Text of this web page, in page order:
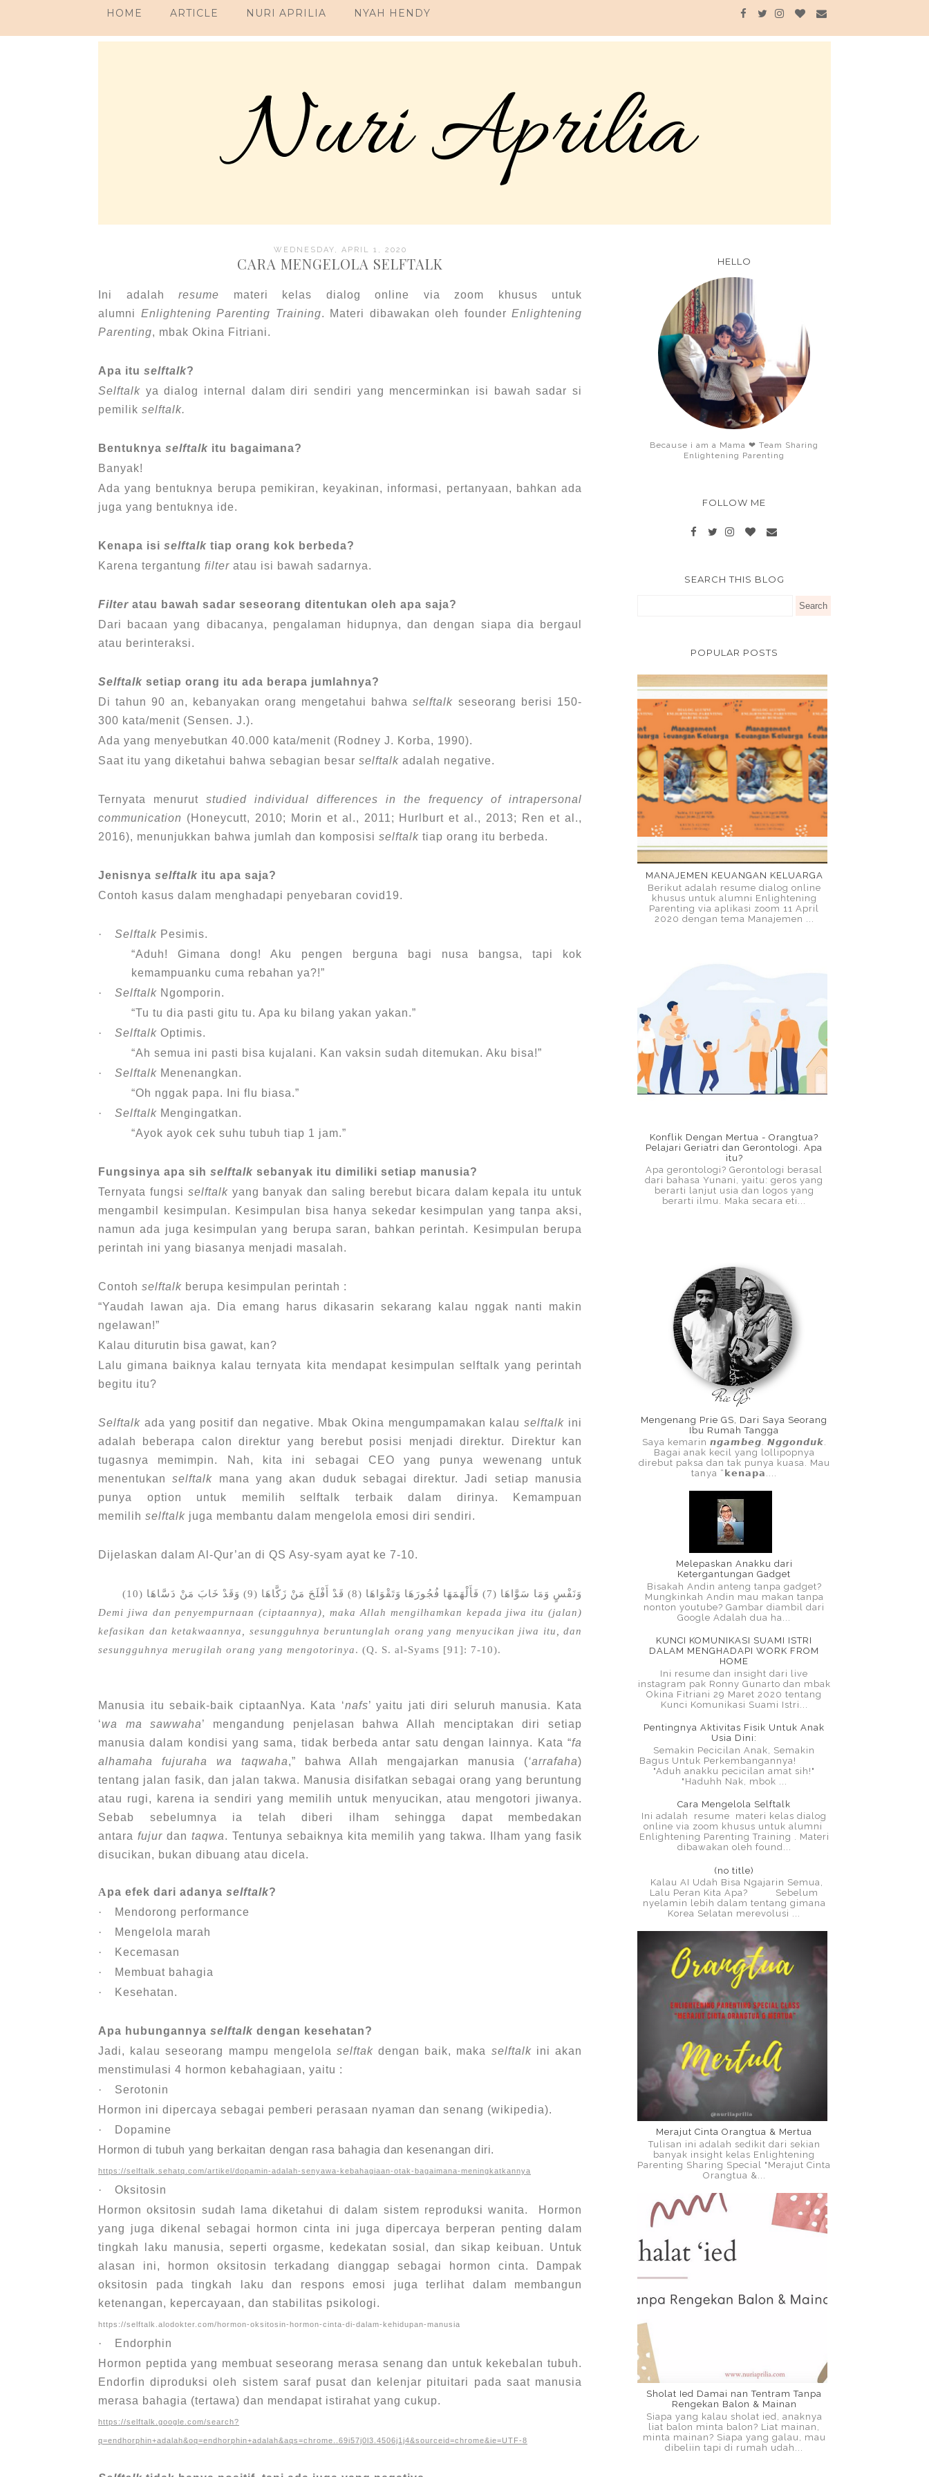
HOME ARTICLE NURI APRILIA NYAH HENDY
WEDNESDAY, APRIL 1, 2020
CARA MENGELOLA SELFTALK
Ini adalah resume materi kelas dialog online via zoom khusus untuk
alumni Enlightening Parenting Training. Materi dibawakan oleh founder Enlightening
Parenting, mbak Okina Fitriani.
Apa itu selftalk?
Selftalk ya dialog internal dalam diri sendiri yang mencerminkan isi bawah sadar si
pemilik selftalk.
Bentuknya selftalk itu bagaimana?
Banyak!
Ada yang bentuknya berupa pemikiran, keyakinan, informasi, pertanyaan, bahkan ada
juga yang bentuknya ide.
Kenapa isi selftalk tiap orang kok berbeda?
Karena tergantung filter atau isi bawah sadarnya.
Filter atau bawah sadar seseorang ditentukan oleh apa saja?
Dari bacaan yang dibacanya, pengalaman hidupnya, dan dengan siapa dia bergaul
atau berinteraksi.
Selftalk setiap orang itu ada berapa jumlahnya?
Di tahun 90 an, kebanyakan orang mengetahui bahwaselftalk seseorang berisi 150-
300 kata/menit (Sensen. J.).
Ada yang menyebutkan 40.000 kata/menit (Rodney J. Korba, 1990).
Saat itu yang diketahui bahwa sebagian besar selftalk adalah negative.
Ternyata menurut studied individual differences in the frequency of intrapersonal
communication (Honeycutt, 2010; Morin et al., 2011; Hurlburt et al., 2013; Ren et al.,
2016), menunjukkan bahwa jumlah dan komposisi selftalk tiap orang itu berbeda.
Jenisnya selftalk itu apa saja?
Contoh kasus dalam menghadapi penyebaran covid19.
· Selftalk Pesimis.
“Aduh! Gimana dong! Aku pengen berguna bagi nusa bangsa, tapi kok
kemampuanku cuma rebahan ya?!”
·
Selftalk Ngomporin.
“Tu tu dia pasti gitu tu. Apa ku bilang yakan yakan.”
·
Selftalk Optimis.
“Ah semua ini pasti bisa kujalani. Kan vaksin sudah ditemukan. Aku bisa!”
·
Selftalk Menenangkan.
“Oh nggak papa. Ini flu biasa.”
·
Selftalk Mengingatkan.
“Ayok ayok cek suhu tubuh tiap 1 jam.”
Fungsinya apa sih selftalk sebanyak itu dimiliki setiap manusia?
Ternyata fungsi selftalkyang banyak dan saling berebut bicara dalam kepala itu untuk
mengambil kesimpulan. Kesimpulan bisa hanya sekedar kesimpulan yang tanpa aksi,
namun ada juga kesimpulan yang berupa saran, bahkan perintah.
Kesimpulan berupa
perintah ini yang biasanya menjadi masalah.
Contoh selftalk berupa kesimpulan perintah :
“Yaudah lawan aja. Dia emang harus dikasarin sekarang kalau nggak nanti makin
ngelawan!”
Kalau diturutin bisa gawat, kan?
Lalu gimana baiknya kalau ternyata kita mendapat kesimpulan selftalk yang perintah
begitu itu?
Selftalk ada yang positif dan negative. Mbak Okina mengumpamakan kalauselftalk ini
adalah beberapa calon direktur yang berebut posisi menjadi direktur.
Direktur kan
tugasnya memimpin. Nah, kita ini sebagai CEO yang punya wewenang untuk
menentukanselftalk mana yang akan duduk sebagai direktur.
Jadi setiap manusia
punya option untuk memilih selftalk terbaik dalam dirinya. Kemampuan
memilih selftalk juga membantu dalam mengelola emosi diri sendiri.
Dijelaskan dalam Al-Qur’an di QS Asy-syam ayat ke 7-10.
وَنَفْسٍ وَمَا سَوَّاهَا (7) فَأَلْهَمَهَا فُجُورَهَا وَتَقْوَاهَا (8) قَدْ أَفْلَحَ مَنْ زَكَّاهَا (9) وَقَدْ خَابَ مَنْ دَسَّاهَا (10)
Demi jiwa dan penyempurnaan (ciptaannya), maka Allah mengilhamkan kepada jiwa itu (jalan)
kefasikan dan ketakwaannya, sesungguhnya beruntunglah orang yang menyucikan jiwa itu, dan
sesungguhnya merugilah orang yang mengotorinya. (Q. S. al-Syams [91]: 7-10).
Manusia itu sebaik-baik ciptaanNya. Kata ‘nafs’ yaitu jati diri seluruh manusia. Kata
‘wa ma sawwaha’ mengandung penjelasan bahwa Allah menciptakan diri setiap
manusia dalam kondisi yang sama, tidak berbeda antar satu dengan lainnya. Kata “fa
alhamaha fujuraha wa taqwaha,” bahwa Allah mengajarkan manusia (‘arrafaha)
tentang jalan fasik, dan jalan takwa. Manusia disifatkan sebagai orang yang beruntung
atau rugi, karena ia sendiri yang memilih untuk menyucikan, atau mengotori jiwanya.
Sebab sebelumnya ia telah diberi ilham sehingga dapat membedakan
antara fujurdan taqwa. Tentunya sebaiknya kita memilih yang takwa. Ilham yang fasik
disucikan, bukan dibuang atau dicela.
Apa efek dari adanya selftalk?
·
Mendorong performance
·
Mengelola marah
·
Kecemasan
·
Membuat bahagia
·
Kesehatan.
Apa hubungannya selftalk dengan kesehatan?
Jadi, kalau seseorang mampu mengelola selftakdengan baik, maka selftalk ini akan
menstimulasi 4 hormon kebahagiaan, yaitu :
·
Serotonin
Hormon ini dipercaya sebagai pemberi perasaan nyaman dan senang (wikipedia).
·
Dopamine
Hormon di tubuh yang berkaitan dengan rasa bahagia dan kesenangan diri.
https://selftalk.sehatq.com/artikel/dopamin-adalah-senyawa-kebahagiaan-otak-bagaimana-meningkatkannya
·
Oksitosin
Hormon oksitosin sudah lama diketahui di dalam sistem reproduksi wanita. Hormon
yang juga dikenal sebagai hormon cinta ini juga dipercaya berperan penting dalam
tingkah laku manusia, seperti orgasme, kedekatan sosial, dan sikap keibuan. Untuk
alasan ini, hormon oksitosin terkadang dianggap sebagai hormon cinta. Dampak
oksitosin pada tingkah laku dan respons emosi juga terlihat dalam membangun
ketenangan, kepercayaan, dan stabilitas psikologi.
https://selftalk.alodokter.com/hormon-oksitosin-hormon-cinta-di-dalam-kehidupan-manusia
·
Endorphin
Hormon peptida yang membuat seseorang merasa senang dan untuk kekebalan tubuh.
Endorfin diproduksi oleh sistem saraf pusat dan kelenjar pituitari pada saat manusia
merasa bahagia (tertawa) dan mendapat istirahat yang cukup.
https://selftalk.google.com/search?
q=endhorphin+adalah&oq=endhorphin+adalah&aqs=chrome..69i57j0l3.4506j1j4&sourceid=chrome&ie=UTF-8
HELLO
Because i am a Mama ❤ Team Sharing
Enlightening Parenting
FOLLOW ME
SEARCH THIS BLOG
POPULAR POSTS
MANAJEMEN KEUANGAN KELUARGA
Berikut adalah resume dialog online
khusus untuk alumni Enlightening
Parenting via aplikasi zoom 11 April
2020 dengan tema Manajemen ...
Konflik Dengan Mertua - Orangtua?
Pelajari Geriatri dan Gerontologi. Apa
itu?
Apa gerontologi? Gerontologi berasal
dari bahasa Yunani, yaitu: geros yang
berarti lanjut usia dan logos yang
berarti ilmu. Maka secara eti...
Mengenang Prie GS, Dari Saya Seorang
Ibu Rumah Tangga
Saya kemarin 𝙣𝙜𝙖𝙢𝙗𝙚𝙜. 𝙉𝙜𝙜𝙤𝙣𝙙𝙪𝙠.
Bagai anak kecil yang lollipopnya
direbut paksa dan tak punya kuasa. Mau
tanya “𝗸𝗲𝗻𝗮𝗽𝗮....
Melepaskan Anakku dari
Ketergantungan Gadget
Bisakah Andin anteng tanpa gadget?
Mungkinkah Andin mau makan tanpa
nonton youtube? Gambar diambil dari
Google Adalah dua ha...
KUNCI KOMUNIKASI SUAMI ISTRI
DALAM MENGHADAPI WORK FROM
HOME
Ini resume dan insight dari live
instagram pak Ronny Gunarto dan mbak
Okina Fitriani 29 Maret 2020 tentang
Kunci Komunikasi Suami Istri...
Pentingnya Aktivitas Fisik Untuk Anak
Usia Dini:
Semakin Pecicilan Anak, Semakin
Bagus Untuk Perkembangannya!
"Aduh anakku pecicilan amat sih!"
"Haduhh Nak, mbok ...
Cara Mengelola Selftalk
Ini adalah resume materi kelas dialog
online via zoom khusus untuk alumni
Enlightening Parenting Training . Materi
dibawakan oleh found...
(no title)
Kalau AI Udah Bisa Ngajarin Semua,
Lalu Peran Kita Apa? Sebelum
nyelamin lebih dalam tentang gimana
Korea Selatan merevolusi ...
Merajut Cinta Orangtua & Mertua
Tulisan ini adalah sedikit dari sekian
banyak insight kelas Enlightening
Parenting Sharing Special "Merajut Cinta
Orangtua &...
Sholat Ied Damai nan Tentram Tanpa
Rengekan Balon & Mainan
Siapa yang kalau sholat ied, anaknya
liat balon minta balon? Liat mainan,
minta mainan? Siapa yang galau, mau
dibeliin tapi di rumah udah...